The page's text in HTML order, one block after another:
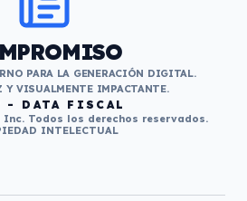
PARA LA GENERACIÓN DIGITAL.
Y VISUALMENTE IMPACTANTE.
- DATA FISCAL
Todos los derechos reservados.
INTELECTUAL